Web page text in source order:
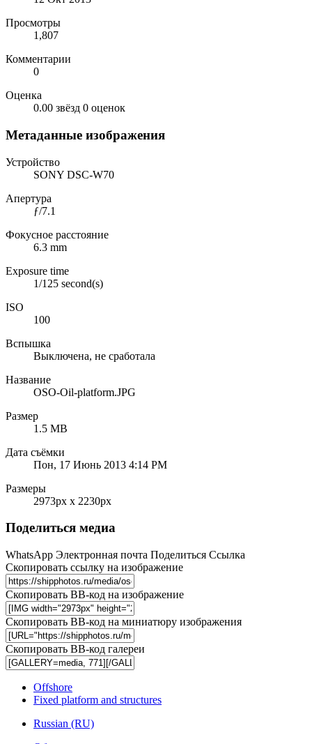
Просмотры
1,807
Комментарии
0
Оценка
0.00 звёзд 0 оценок
Метаданные изображения
Устройство
SONY DSC-W70
Апертура
ƒ/7.1
Фокусное расстояние
6.3 mm
Exposure time
1/125 second(s)
ISO
100
Вспышка
Выключена, не сработала
Название
OSO-Oil-platform.JPG
Размер
1.5 MB
Дата съёмки
Пон, 17 Июнь 2013 4:14 PM
Размеры
2973px x 2230px
Поделиться медиа
WhatsApp Электронная почта Поделиться Ссылка
Скопировать ссылку на изображение
Скопировать BB-код на изображение
Скопировать BB-код на миниатюру изображения
Скопировать BB-код галереи
Offshore
Fixed platform and structures
Russian (RU)